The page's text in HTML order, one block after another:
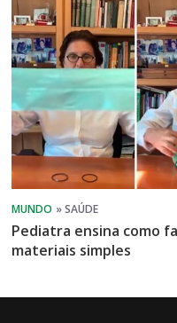
Pediatra ensina como
materiais simples